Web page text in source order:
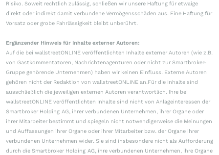
Risiko. Soweit rechtlich zulässig, schließen wir unsere Haftung für etwaige
direkt oder indirekt damit verbundene Vermögensschäden aus. Eine Haftung für
Vorsatz oder grobe Fahrlässigkeit bleibt unberührt.
Ergänzender Hinweis für Inhalte externer Autoren:
Auf die bei wallstreetONLINE veröffentlichten Inhalte externer Autoren (wie z.B.
von Gastkommentatoren, Nachrichtenagenturen oder nicht zur Smartbroker-
Gruppe gehörende Unternehmen) haben wir keinen Einfluss. Externe Autoren
gehören nicht der Redaktion von wallstreetONLINE an.Für die Inhalte sind
ausschließlich die jeweiligen externen Autoren verantwortlich. Ihre bei
wallstreetONLINE veröffentlichten Inhalte sind nicht von Anlageinteressen der
Smartbroker Holding AG, ihrer verbundenen Unternehmen, ihrer Organe oder
ihrer Mitarbeiter bestimmt und spiegeln nicht notwendigerweise die Meinungen
und Auffassungen ihrer Organe oder ihrer Mitarbeiter bzw. der Organe ihrer
verbundenen Unternehmen wider. Sie sind insbesondere nicht als Aufforderung
durch die Smartbroker Holding AG, ihre verbundenen Unternehmen, ihre Organe